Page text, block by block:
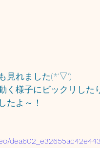
見れました(*'▽')
く様子にビックリした
たよ～！